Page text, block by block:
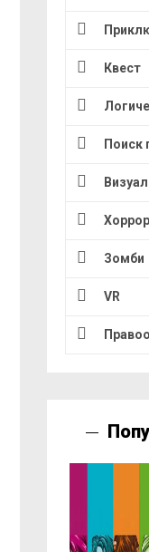
Квест
Поиск
Хоррор
Зомби
VR